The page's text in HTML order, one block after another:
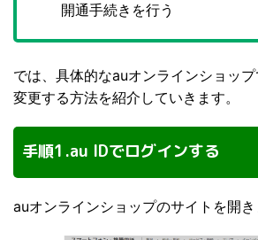
開通手続きを行う
では、具体的なauオンラインショッ
変更する方法を紹介していきます。
手順1.au IDでログインする
auオンラインショップのサイトを開き